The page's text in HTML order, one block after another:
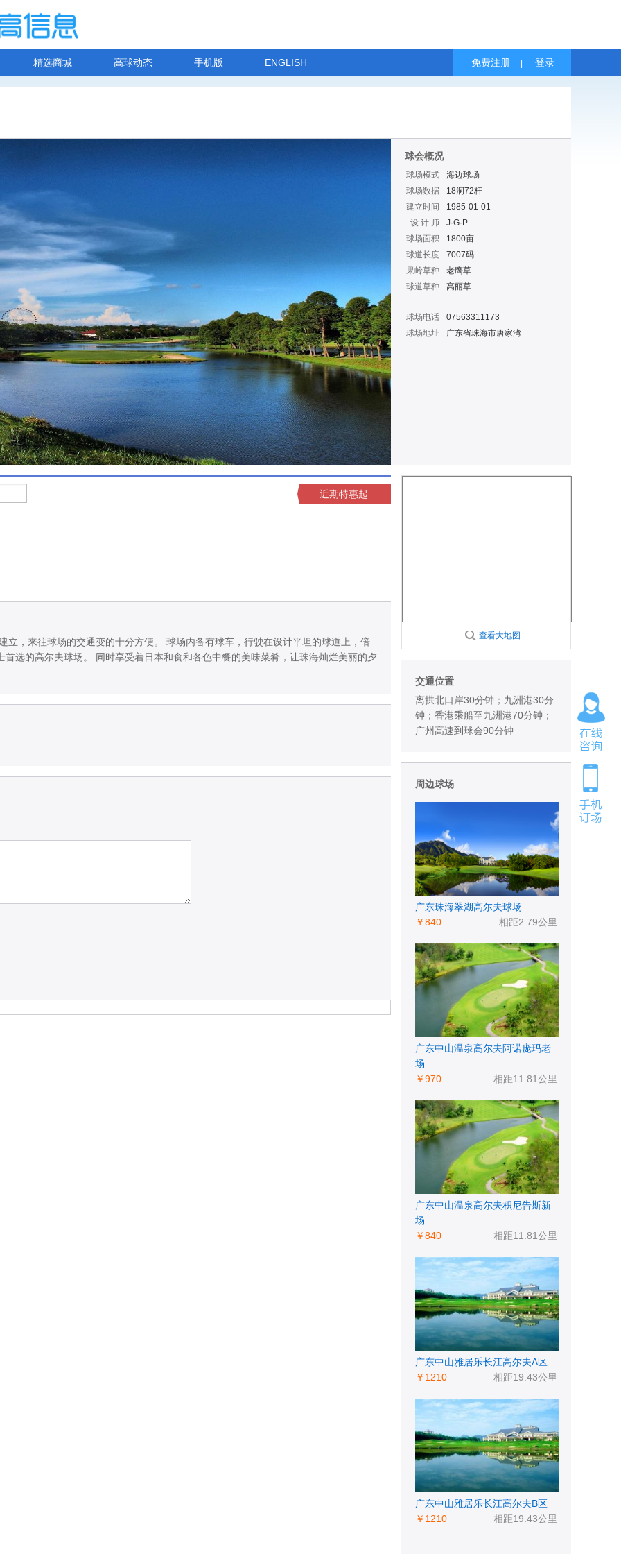
精选商城 高球动态 手机版 ENGLISH 免费注册 登录
球会概况
球场模式
海边球场
球场数据
18洞72杆
建立时间
1985-01-01
设 计 师
J·G·P
球场面积
1800亩
球道长度
7007码
果岭草种
老鹰草
球道草种
高丽草
球场电话
07563311173
球场地址
广东省珠海市唐家湾
近期特惠起
立，来往球场的交通变的十分方便。 球场内备有球车，行驶在设计平坦的球道上，倍
选的高尔夫球场。 同时享受着日本和食和各色中餐的美味菜肴，让珠海灿烂美丽的夕
查看大地图
交通位置
离拱北口岸30分钟；九洲港30分
钟；香港乘船至九洲港70分钟；
广州高速到球会90分钟
周边球场
广东珠海翠湖高尔夫球场
相距2.79公里
￥840
广东中山温泉高尔夫阿诺庞玛老
场
相距11.81公里
￥970
广东中山温泉高尔夫积尼告斯新
场
相距11.81公里
￥840
广东中山雅居乐长江高尔夫A区
相距19.43公里
￥1210
广东中山雅居乐长江高尔夫B区
相距19.43公里
￥1210